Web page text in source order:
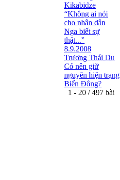
Kikabidze
“Không ai nói
cho nhân dân
Nga biết sự
thật...”
8.9.2008
Trương Thái Du
Có nên giữ
nguyên hiện trạng
Biển Đông?
1 - 20 / 497 bài